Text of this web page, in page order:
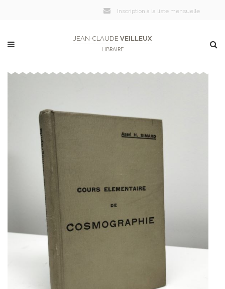
Inscription à la liste mensuelle
JEAN-CLAUDE VEILLEUX
LIBRAIRE